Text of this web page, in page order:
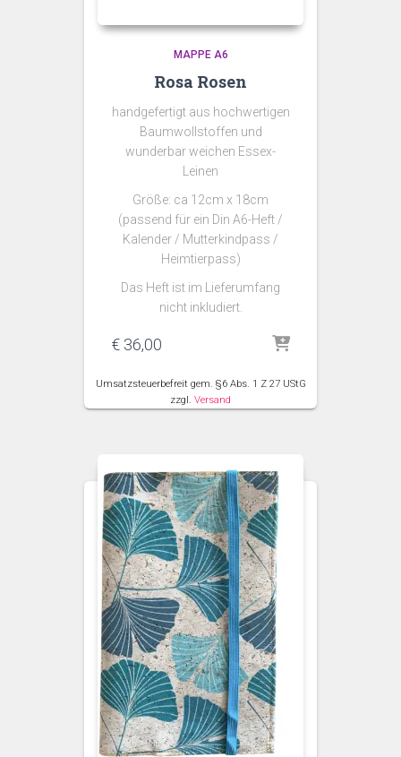
MAPPE A6
Rosa Rosen
handgefertigt aus hochwertigen
Baumwollstoffen und
wunderbar weichen Essex-
Leinen
Größe: ca 12cm x 18cm
(passend für ein Din A6-Heft /
Kalender / Mutterkindpass /
Heimtierpass)
Das Heft ist im Lieferumfang
nicht inkludiert.
€ 36,00
Umsatzsteuerbefreit gem. §6 Abs. 1 Z 27 UStG
zzgl. Versand